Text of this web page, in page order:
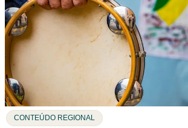
CONTEÚDO REGIONAL